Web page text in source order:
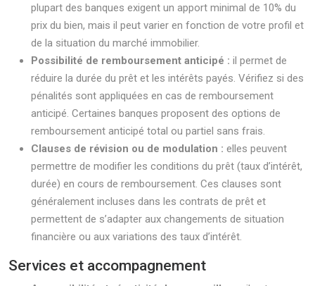
plupart des banques exigent un apport minimal de 10% du
prix du bien, mais il peut varier en fonction de votre profil et
de la situation du marché immobilier.
Possibilité de remboursement anticipé : il permet de
réduire la durée du prêt et les intérêts payés. Vérifiez si des
pénalités sont appliquées en cas de remboursement
anticipé. Certaines banques proposent des options de
remboursement anticipé total ou partiel sans frais.
Clauses de révision ou de modulation : elles peuvent
permettre de modifier les conditions du prêt (taux d’intérêt,
durée) en cours de remboursement. Ces clauses sont
généralement incluses dans les contrats de prêt et
permettent de s’adapter aux changements de situation
financière ou aux variations des taux d’intérêt.
Services et accompagnement